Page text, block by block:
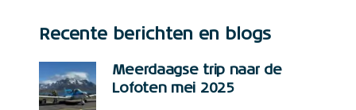
Recente berichten en blogs
Meerdaagse trip naar de
Lofoten mei 2025